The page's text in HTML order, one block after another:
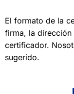
El formato de la
firma, la
certificador.
sugerido.